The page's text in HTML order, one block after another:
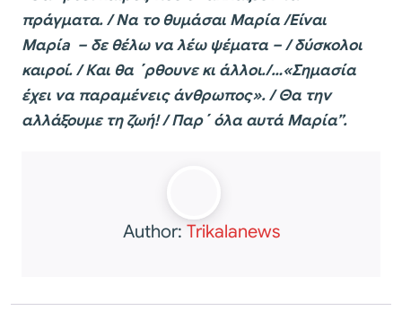
πράγματα. / Να το θυμάσαι Μαρία /Είναι
Μαρίa – δε θέλω να λέω ψέματα – / δύσκολοι
καιροί. / Και θα ΄ρθουνε κι άλλοι./…«Σημασία
έχει να παραμένεις άνθρωπος». / Θα την
αλλάξουμε τη ζωή! / Παρ΄ όλα αυτά Μαρία”.
Author: Trikalanews